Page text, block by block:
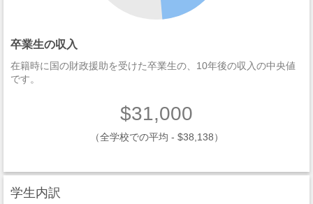
卒業生の収入
在籍時に国の財政援助を受けた卒業生の、10年後の収入の中央値
です。
$31,000
（全学校での平均 - $38,138）
学生内訳